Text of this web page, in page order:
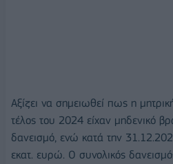
Αξίζει να σημειωθεί πως η
τέλος του 2024 είχαν μηδενικό
δανεισμό, ενώ κατά την
εκατ. ευρώ. Ο συνολικός